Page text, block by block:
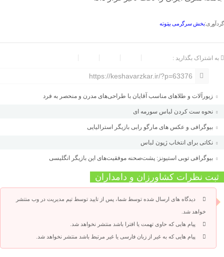
گردآوری:بخش سرگرمی بیتوته
به اشتراک بگذارید :
https://keshavarzkar.ir/?p=63376
زیورآلات و طلاهای مناسب آقایان با طراحی‌های مدرن و منحصر به فرد
نحوه ست کردن لباس سورمه ای
بیوگرافی و عکس های مارگو رابی بازیگر استرالیایی
نکاتی برای انتخاب ژپون لباس
بیوگرافی توبی استیونز: پشت‌صحنه موفقیت‌های این بازیگر انگلیسی
ثبت نظرات کشاورزان و دامداران
دیدگاه های ارسال شده توسط شما، پس از تایید توسط تیم مدیریت در وب منتشر
خواهد شد.
پیام هایی که حاوی تهمت یا افترا باشد منتشر نخواهد شد.
پیام هایی که به غیر از زبان فارسی یا غیر مرتبط باشد منتشر نخواهد شد.